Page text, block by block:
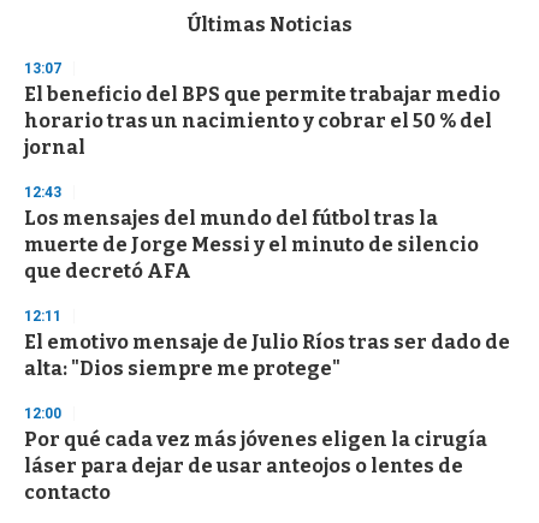
d
s
o
f
3
s
e
c
o
n
d
Últimas Noticias
13:07
El beneficio del BPS que permite trabajar medio
horario tras un nacimiento y cobrar el 50 % del
jornal
12:43
Los mensajes del mundo del fútbol tras la
muerte de Jorge Messi y el minuto de silencio
que decretó AFA
12:11
El emotivo mensaje de Julio Ríos tras ser dado de
alta: "Dios siempre me protege"
12:00
Por qué cada vez más jóvenes eligen la cirugía
láser para dejar de usar anteojos o lentes de
contacto